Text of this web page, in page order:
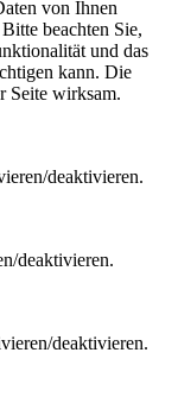
von Ihnen
beachten Sie,
und das
kann. Die
Seite wirksam.
deaktivieren.
deaktivieren.
deaktivieren.